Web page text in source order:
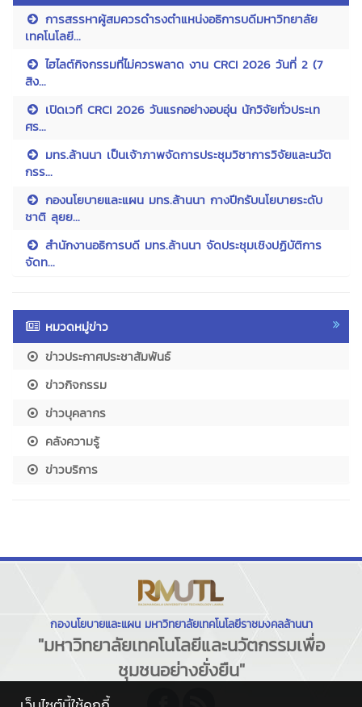
การสรรหาผู้สมควรดำรงตำแหน่งอธิการบดีมหาวิทยาลัย
เทคโนโลยี...
ไฮไลต์กิจกรรมที่ไม่ควรพลาด งาน CRCI 2026 วันที่ 2 (7
สิง...
เปิดเวที CRCI 2026 วันแรกอย่างอบอุ่น นักวิจัยทั่วประเท
ศร...
มทร.ล้านนา เป็นเจ้าภาพจัดการประชุมวิชาการวิจัยและนวัต
กรร...
กองนโยบายและแผน มทร.ล้านนา กางปีกรับนโยบายระดับ
ชาติ ลุยย...
สำนักงานอธิการบดี มทร.ล้านนา จัดประชุมเชิงปฏิบัติการ
จัดท...
หมวดหมู่ข่าว
ข่าวประกาศประชาสัมพันธ์
ข่าวกิจกรรม
ข่าวบุคลากร
คลังความรู้
ข่าวบริการ
กองนโยบายและแผน มหาวิทยาลัยเทคโนโลยีราชมงคลล้านนา
"มหาวิทยาลัยเทคโนโลยีและนวัตกรรมเพื่อ
ชุมชนอย่างยั่งยืน"